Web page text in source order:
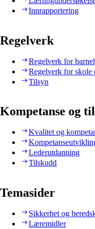
Innrapportering
Regelverk
Regelverk for
Regelverk for
Tilsyn
Kompetanse og
Kvalitet og
Lederutdanning
Tilskudd
Temasider
Sikkerhet og
Læremidler